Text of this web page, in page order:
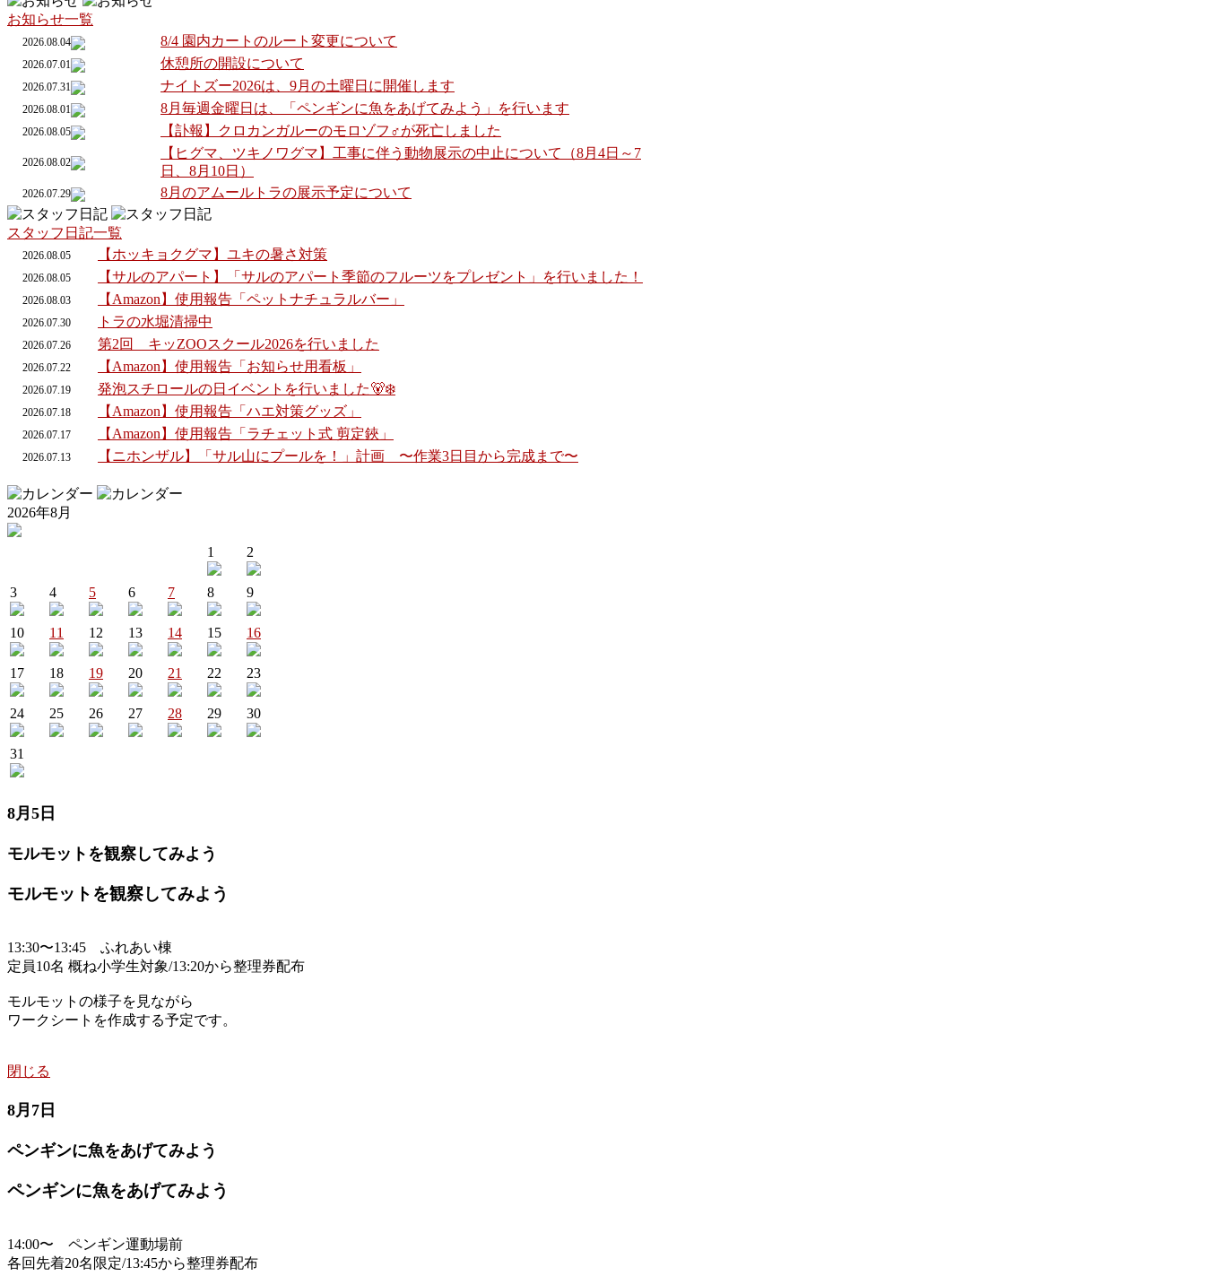
お知らせ一覧
2026.08.04 8/4 園内カートのルート変更について
2026.07.01 休憩所の開設について
2026.07.31 ナイトズー2026は、9月の土曜日に開催します
2026.08.01 8月毎週金曜日は、「ペンギンに魚をあげてみよう」を行います
2026.08.05 【訃報】クロカンガルーのモロゾフ♂が死亡しました
2026.08.02
【ヒグマ、ツキノワグマ】工事に伴う動物展示の中止について（8月4日～7
日、8月10日）
2026.07.29 8月のアムールトラの展示予定について
スタッフ日記一覧
2026.08.05 【ホッキョクグマ】ユキの暑さ対策
2026.08.05 【サルのアパート】「サルのアパート季節のフルーツをプレゼント」を行いました！
2026.08.03 【Amazon】使用報告「ペットナチュラルバー」
2026.07.30 トラの水堀清掃中
2026.07.26 第2回 キッZOOスクール2026を行いました
2026.07.22 【Amazon】使用報告「お知らせ用看板」
2026.07.19 発泡スチロールの日イベントを行いました🐻‍❄️
2026.07.18 【Amazon】使用報告「ハエ対策グッズ」
2026.07.17 【Amazon】使用報告「ラチェット式 剪定鋏」
2026.07.13 【ニホンザル】「サル山にプールを！」計画 〜作業3日目から完成まで〜
2026年8月
1 2
3 4 5 6 7 8 9
10 11 12 13 14 15 16
17 18 19 20 21 22 23
24 25 26 27 28 29 30
31
8月5日
モルモットを観察してみよう
モルモットを観察してみよう
13:30〜13:45 ふれあい棟
定員10名 概ね小学生対象/13:20から整理券配布
モルモットの様子を見ながら
ワークシートを作成する予定です。
閉じる
8月7日
ペンギンに魚をあげてみよう
ペンギンに魚をあげてみよう
14:00〜 ペンギン運動場前
各回先着20名限定/13:45から整理券配布